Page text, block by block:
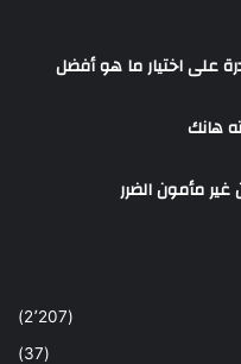
على اختيار ما هو أفضل
هانك
مأمون الضرر
(2٬207)
(37)